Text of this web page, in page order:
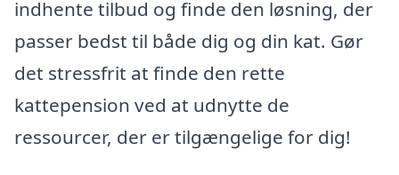
indhente tilbud og finde den løsning, der
passer bedst til både dig og din kat. Gør
det stressfrit at finde den rette
kattepension ved at udnytte de
ressourcer, der er tilgængelige for dig!